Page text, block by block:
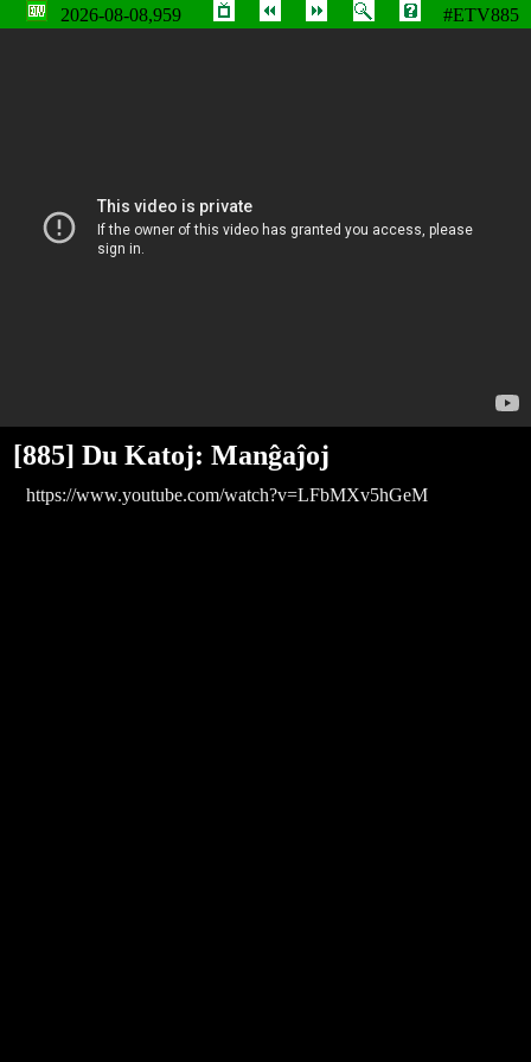
2026-08-08,959
#ETV885
[885] Du Katoj: Manĝaĵoj
https://www.youtube.com/watch?v=LFbMXv5hGeM